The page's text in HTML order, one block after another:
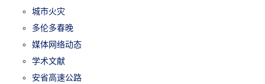
城市火灾
多伦多春晚
媒体网络动态
学术文献
安省高速公路